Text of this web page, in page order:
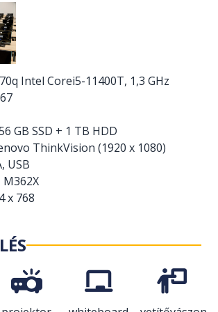
Intel Corei5-11400T, 1,3 GHz
GB SSD + 1 TB HDD
ThinkVision (1920 x 1080)
USB
x 768